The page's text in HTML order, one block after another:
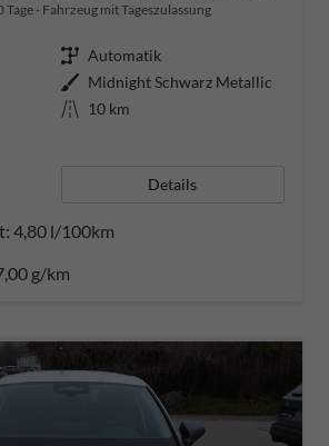
Tage Fahrzeug mit Tageszulassung
Getriebe Automatik
Außenfarbe Midnight Schwarz Metallic
Kilometerstand 10 km
Details
4,80 l/100km
g/km